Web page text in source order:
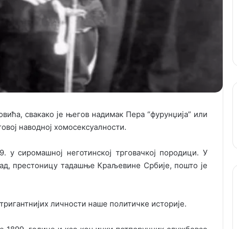
свакако је његов надимак Пера “фурунџија” или
наводној хомосексуалности.
у сиромашној неготинској трговачкој породици. У
престоницу тадашње Краљевине Србије, пошто је
личности наше политичке историје.